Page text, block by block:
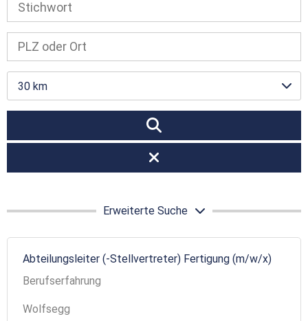
30 km
Erweiterte Suche
Abteilungsleiter (-Stellvertreter) Fertigung (m/w/x)
Berufserfahrung
Wolfsegg